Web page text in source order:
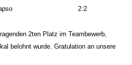
vs Rapso 2:2
2ten Platz im Teambewerb,
belohnt wurde. Gratulation an unsere